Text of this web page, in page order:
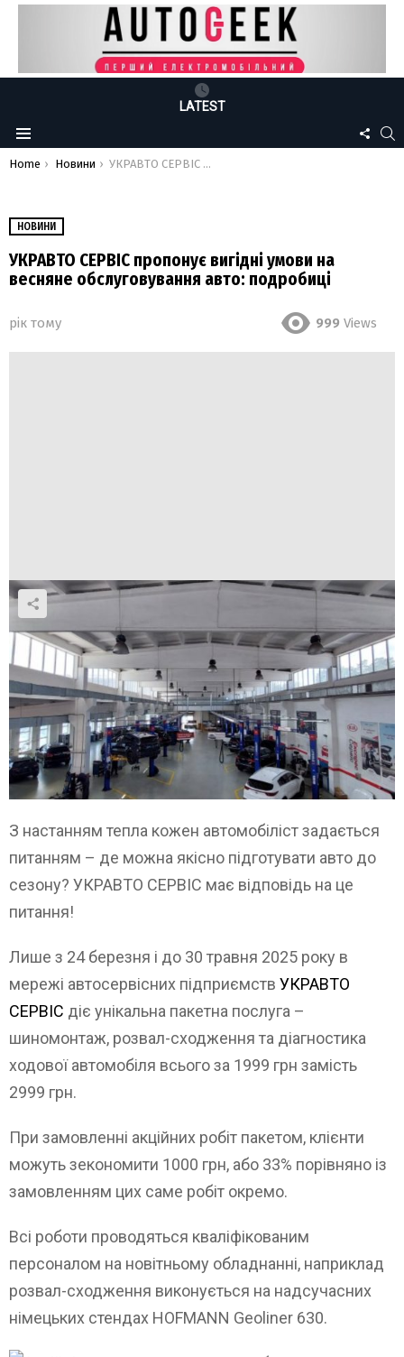
LATEST
Menu
US
You are here:
Home Новини УКРАВТО СЕРВІС пропонує вигідні умови на весняне обслуговування авто: подробиці
НОВИНИ
УКРАВТО СЕРВІС пропонує вигідні умови на
весняне обслуговування авто: подробиці
рік тому 999 Views
З настанням тепла кожен автомобіліст задається
питанням – де можна якісно підготувати авто до
сезону? УКРАВТО СЕРВІС має відповідь на це
питання!
Лише з 24 березня і до 30 травня 2025 року в
мережі автосервісних підприємств УКРАВТО
СЕРВІС діє унікальна пакетна послуга –
шиномонтаж, розвал-сходження та діагностика
ходової автомобіля всього за 1999 грн замість
2999 грн.
При замовленні акційних робіт пакетом, клієнти
можуть зекономити 1000 грн, або 33% порівняно із
замовленням цих саме робіт окремо.
Всі роботи проводяться кваліфікованим
персоналом на новітньому обладнанні, наприклад
розвал-сходження виконується на надсучасних
німецьких стендах HOFMANN Geoliner 630.